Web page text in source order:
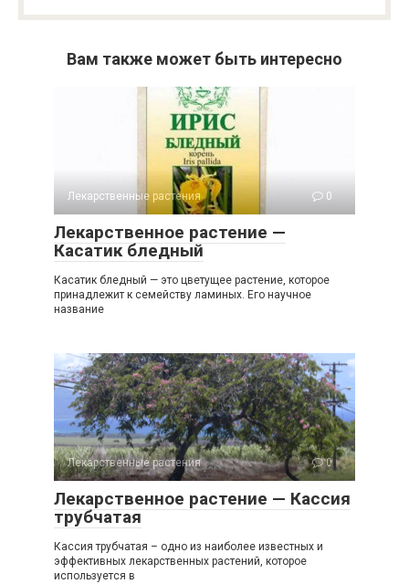
Вам также может быть интересно
Лекарственные растения 0
Лекарственное растение —
Касатик бледный
Касатик бледный — это цветущее растение, которое
принадлежит к семейству ламиных. Его научное
название
Лекарственные растения 0
Лекарственное растение — Кассия
трубчатая
Кассия трубчатая – одно из наиболее известных и
эффективных лекарственных растений, которое
используется в